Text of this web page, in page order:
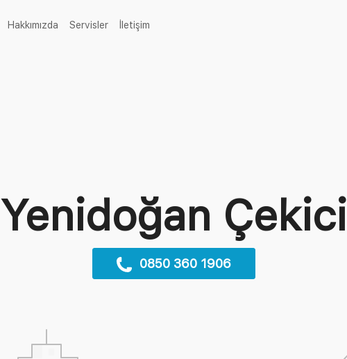
(current)
Hakkımızda Servisler İletişim
Yenidoğan Çekici
0850 360 1906